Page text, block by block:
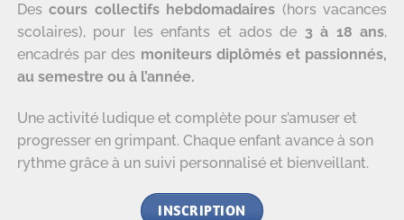
Descours collectifs hebdomadaires (hors vacances
scolaires), pour les enfants et ados de 3 à 18 ans,
encadrés par des moniteurs diplômés et passionnés,
au semestre ou à l’année.
Une activité ludique et complète pour s’amuser et
progresser en grimpant. Chaque enfant avance à son
rythme grâce à un suivi personnalisé et bienveillant.
INSCRIPTION